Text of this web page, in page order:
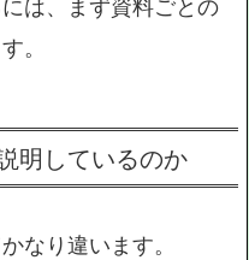
は、まず資料ごとの
。
明しているのか
なり違います。